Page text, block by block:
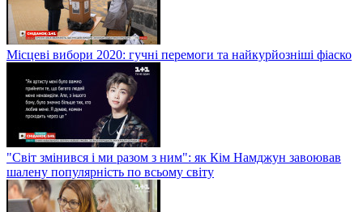
Місцеві вибори 2020: гучні перемоги та найкурйозніші фіаско
"Світ змінився і ми разом з ним": як Кім Намджун завоював
шалену популярність по всьому світу